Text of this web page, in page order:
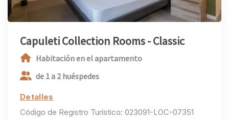
Capuleti Collection Rooms - Classic
Habitación en el apartamento
de 1 a 2 huéspedes
Detalles
Código de Registro Turístico: 023091-LOC-07351